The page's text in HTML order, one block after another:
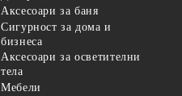
Аксесоари за баня
Сигурност за дома и
бизнеса
Аксесоари за осветителни
тела
Мебели